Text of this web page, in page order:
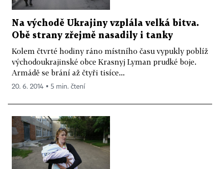
Na východě Ukrajiny vzplála velká bitva.
Obě strany zřejmě nasadily i tanky
Kolem čtvrté hodiny ráno místního času vypukly poblíž
východoukrajinské obce Krasnyj Lyman prudké boje.
Armádě se brání až čtyři tisíce...
20. 6. 2014 ▪ 5 min. čtení